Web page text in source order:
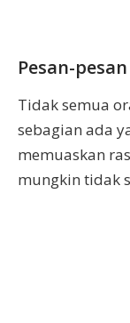
Pesan-
Tidak semua
sebagian ada
memuaskan
mungkin tidak